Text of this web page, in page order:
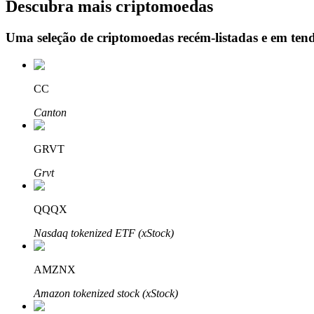
Bloqueios de BTR
Investimentos exclusivos para titulares de BTR
Empréstimos
Serviço de empréstimo apoiado por criptografia
Descubra mais criptomoedas
Uma seleção de criptomoedas recém-listadas e em
CC
Canton
GRVT
Grvt
QQQX
Nasdaq tokenized ETF (xStock)
AMZNX
Amazon tokenized stock (xStock)